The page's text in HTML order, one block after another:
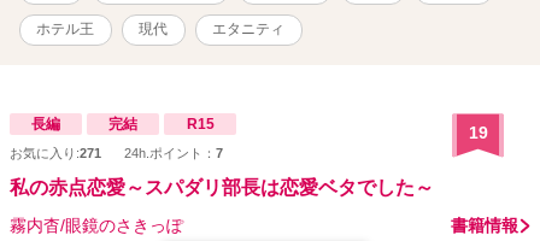
再会。 気づけば「千隼先生」に偽装恋愛の相手を頼まれて… ねえ、
この出会いに何か意味はあるの？ 本当に…「奇跡」なの？ それと
ランナー 優木 里桜(ゆうき りお) 25歳 うららかな春の到来と共に、
今、2人の止まった時間がキラキラと鮮やかに動き出す。
ホテル王 現代 エタニティ
長編 完結 R15
お気に入り:271 24h.ポイント： 7
19
私の赤点恋愛～スパダリ部長は恋愛ベタでした～
霧内杳/眼鏡のさきっぽ 書籍情報